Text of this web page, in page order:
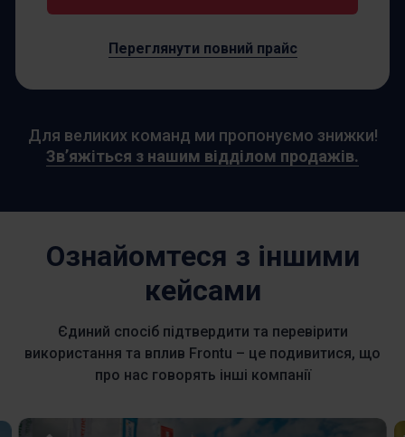
Переглянути повний прайс
Для великих команд ми пропонуємо знижки!
Зв’яжіться з нашим відділом продажів.
Ознайомтеся з іншими
кейсами
Єдиний спосіб підтвердити та перевірити
використання та вплив Frontu – це подивитися, що
про нас говорять інші компанії